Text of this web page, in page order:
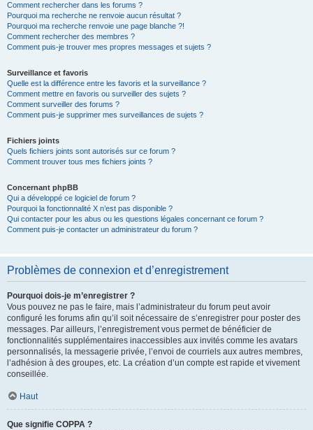
Comment rechercher dans les forums ?
Pourquoi ma recherche ne renvoie aucun résultat ?
Pourquoi ma recherche renvoie une page blanche ?!
Comment rechercher des membres ?
Comment puis-je trouver mes propres messages et sujets ?
Surveillance et favoris
Quelle est la différence entre les favoris et la surveillance ?
Comment mettre en favoris ou surveiller des sujets ?
Comment surveiller des forums ?
Comment puis-je supprimer mes surveillances de sujets ?
Fichiers joints
Quels fichiers joints sont autorisés sur ce forum ?
Comment trouver tous mes fichiers joints ?
Concernant phpBB
Qui a développé ce logiciel de forum ?
Pourquoi la fonctionnalité X n’est pas disponible ?
Qui contacter pour les abus ou les questions légales concernant ce forum ?
Comment puis-je contacter un administrateur du forum ?
Problèmes de connexion et d’enregistrement
Pourquoi dois-je m’enregistrer ?
Vous pouvez ne pas le faire, mais l’administrateur du forum peut avoir
configuré les forums afin qu’il soit nécessaire de s’enregistrer pour poster des
messages. Par ailleurs, l’enregistrement vous permet de bénéficier de
fonctionnalités supplémentaires inaccessibles aux invités comme les avatars
personnalisés, la messagerie privée, l’envoi de courriels aux autres membres,
l’adhésion à des groupes, etc. La création d’un compte est rapide et vivement
conseillée.
Haut
Que signifie COPPA ?